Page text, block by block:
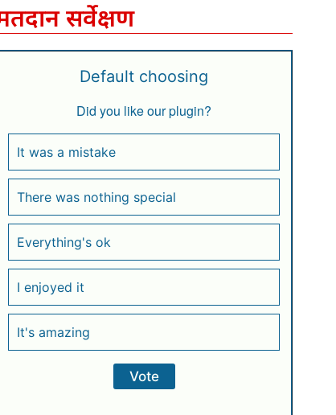
सर्वेक्षण
Default choosing
Did you like our plugin?
It was a mistake
There was nothing special
Everything's ok
I enjoyed it
It's amazing